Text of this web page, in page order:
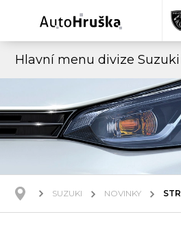
Hlavní menu divize Suzuki
SUZUKI NOVINKY